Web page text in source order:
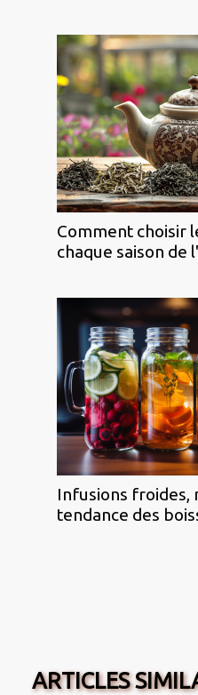
Comment choisir
chaque saison de
Infusions froides,
tendance des
ARTICLES